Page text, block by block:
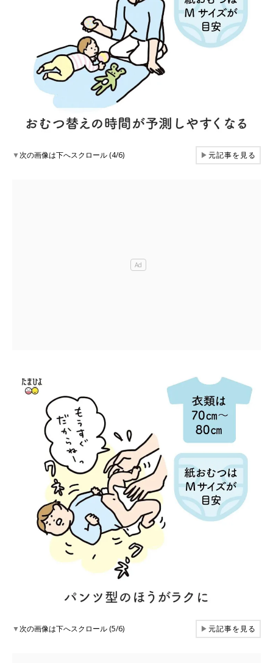
▼次の画像は下へスクロール (4/6) ▶元記事を見る
▼次の画像は下へスクロール (5/6) ▶元記事を見る